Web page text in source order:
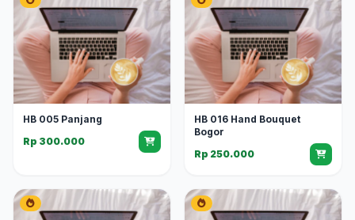
HB 005 Panjang
Rp 300.000
HB 016 Hand Bouquet
Bogor
Rp 250.000